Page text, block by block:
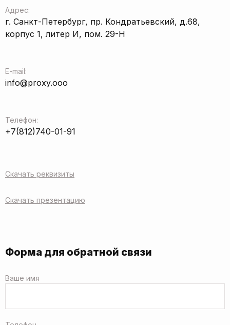
Адрес:
г. Санкт-Петербург, пр. Кондратьевский, д.68,
корпус 1, литер И, пом. 29-Н
E-mail:
info@proxy.ooo
Телефон:
+7(812)740-01-91
Скачать реквизиты
Скачать презентацию
Форма для обратной связи
Ваше имя